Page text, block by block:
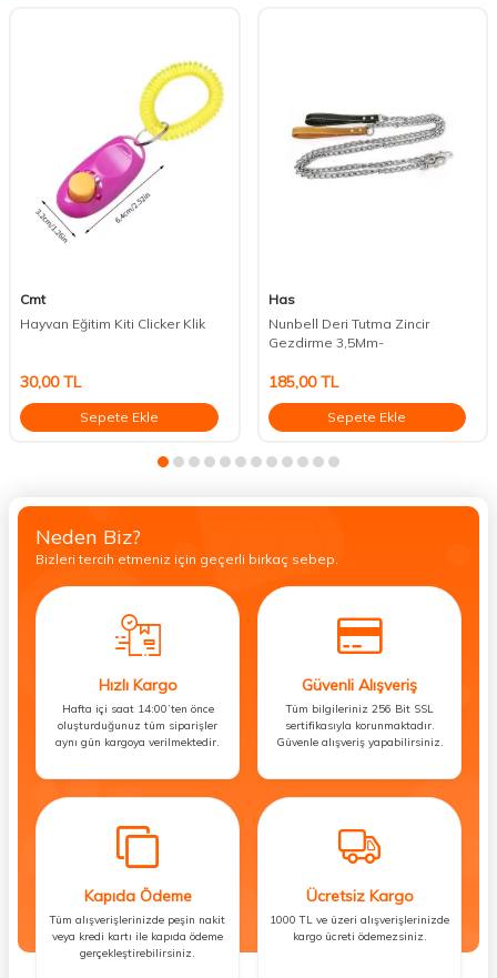
Cmt
Hayvan Eğitim Kiti Clicker Klik
30,00TL
Sepete Ekle
Has
Nunbell Deri Tutma Zincir
Gezdirme 3,5Mm-
185,00TL
Sepete Ekle
Neden Biz?
Bizleri tercih etmeniz için geçerli birkaç sebep.
Hızlı Kargo
Hafta içi saat 14:00’ten önce
oluşturduğunuz tüm siparişler
aynı gün kargoya verilmektedir.
Güvenli Alışveriş
Tüm bilgileriniz 256 Bit SSL
sertifikasıyla korunmaktadır.
Güvenle alışveriş yapabilirsiniz.
Kapıda Ödeme
Tüm alışverişlerinizde peşin nakit
veya kredi kartı ile kapıda ödeme
gerçekleştirebilirsiniz.
Ücretsiz Kargo
1000 TL ve üzeri alışverişlerinizde
kargo ücreti ödemezsiniz.